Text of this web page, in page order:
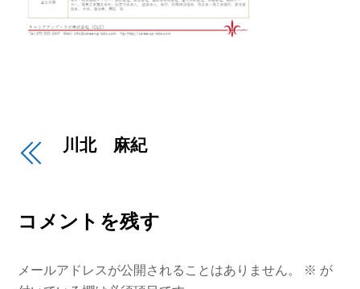
川北 麻紀
コメントを残す
メールアドレスが公開されることはありません。 ※ が